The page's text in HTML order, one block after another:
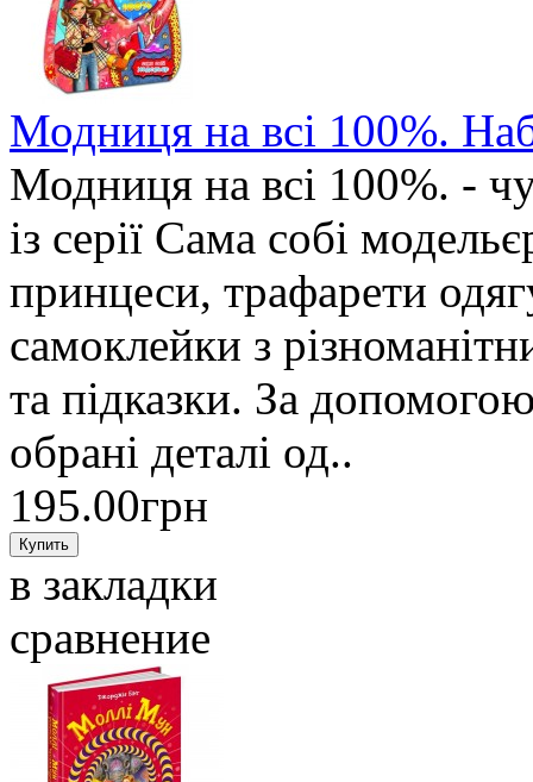
Модниця на всі 100%.
Модниця на всі 100%. -
із серії Сама собі
принцеси, трафарети
самоклейки з
та підказки. За
обрані деталі од..
195.00грн
в закладки
сравнение